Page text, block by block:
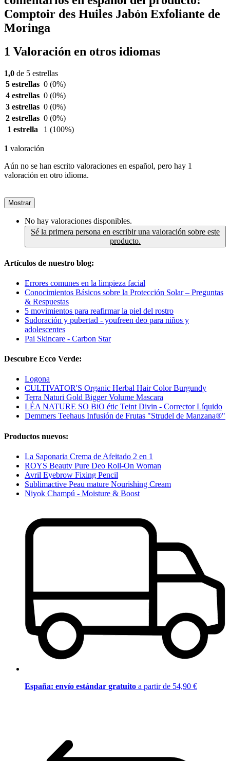
Comptoir des Huiles Jabón Exfoliante de
Moringa
1 Valoración en otros idiomas
1,0 de 5 estrellas
5 estrellas 0 (0%)
4 estrellas 0 (0%)
3 estrellas 0 (0%)
2 estrellas 0 (0%)
1 estrella
1 (100%)
1 valoración
Aún no se han escrito valoraciones en español, pero hay 1
valoración en otro idioma.
Mostrar
No hay valoraciones disponibles.
Sé la primera persona en escribir una valoración sobre este
producto.
Artículos de nuestro blog:
Errores comunes en la limpieza facial
Conocimientos Básicos sobre la Protección Solar – Preguntas
& Respuestas
5 movimientos para reafirmar la piel del rostro
Sudoración y pubertad - youfreen deo para niños y
adolescentes
Pai Skincare - Carbon Star
Descubre Ecco Verde:
Logona
CULTIVATOR'S Organic Herbal Hair Color Burgundy
Terra Naturi Gold Bigger Volume Mascara
LÉA NATURE SO BiO étic Teint Divin - Corrector Líquido
Demmers Teehaus Infusión de Frutas "Strudel de Manzana®"
Productos nuevos:
La Saponaria Crema de Afeitado 2 en 1
ROYS Beauty Pure Deo Roll-On Woman
Avril Eyebrow Fixing Pencil
Sublimactive Peau mature Nourishing Cream
Niyok Champú - Moisture & Boost
España: envío estándar gratuito a partir de 54,90 €